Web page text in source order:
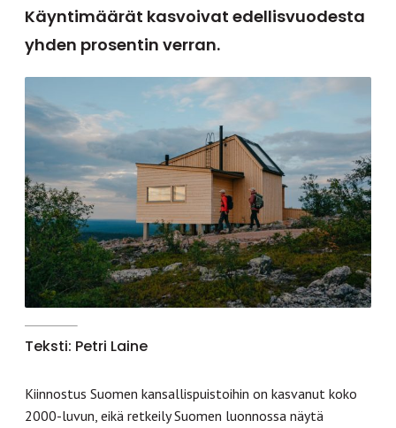
Käyntimäärät kasvoivat edellisvuodesta
yhden prosentin verran.
Teksti: Petri Laine
Kiinnostus Suomen kansallispuistoihin on kasvanut koko
2000-luvun, eikä retkeily Suomen luonnossa näytä